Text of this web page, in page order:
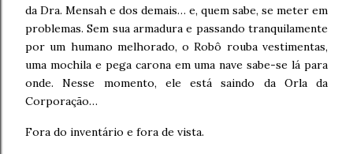
da Dra. Mensah e dos demais… e, quem sabe, se meter em
problemas. Sem sua armadura e passando tranquilamente
por um humano melhorado, o Robô rouba vestimentas,
uma mochila e pega carona em uma nave sabe-se lá para
onde. Nesse momento, ele está saindo da Orla da
Corporação…
Fora do inventário e fora de vista.